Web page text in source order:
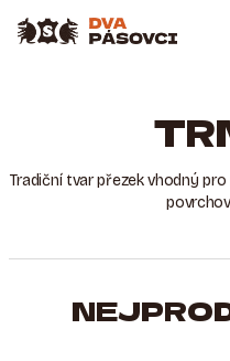
Tradiční tvar přezek vhodný